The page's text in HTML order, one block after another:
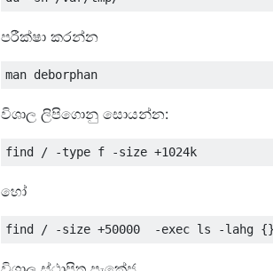
පරීක්ෂා කරන්න
විශාල ලිපිගොනු සොයන්න:
හෝ